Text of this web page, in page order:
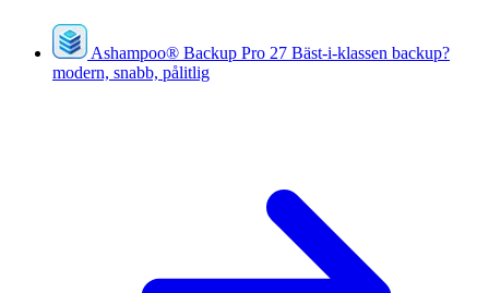
Ashampoo® Backup Pro 27 Bäst-i-klassen backup?
modern, snabb, pålitlig